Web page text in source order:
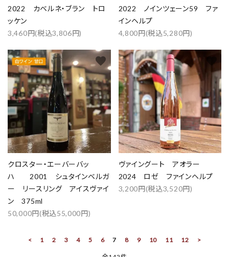
2022 カベルネ・ブラン トロ
ッケン
3,460円(税込3,806円)
2022 ノインツェーン59 ファ
インヘルプ
4,800円(税込5,280円)
クロスター・エーバーバッ
ハ 2001 シュタインベルガ
ー リースリング アイスヴァイ
ン 375ml
50,000円(税込55,000円)
favorite
ヴァイングート アオラー
2024 ロゼ ファインヘルプ
3,200円(税込3,520円)
favorite
< 1 2 3 4 5 6 7 8 9 10 11 12 >